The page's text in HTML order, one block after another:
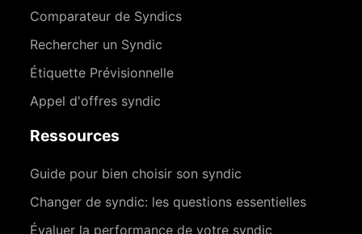
Comparateur de Syndics
Rechercher un Syndic
Étiquette Prévisionnelle
Appel d'offres syndic
Ressources
Guide pour bien choisir son syndic
Changer de syndic: les questions essentielles
Évaluer la performance de votre syndic